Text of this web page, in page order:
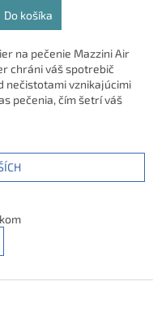
Do košíka
na pečenie Mazzini Air
chráni váš spotrebič
nečistotami vznikajúcimi
pečenia, čím šetrí váš